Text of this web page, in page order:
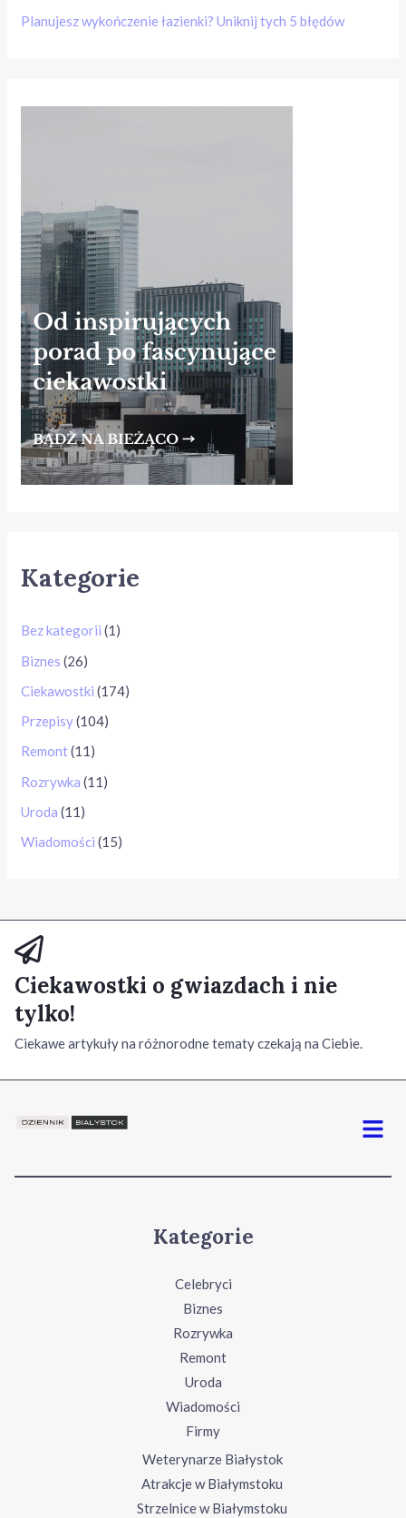
Planujesz wykończenie łazienki? Uniknij tych 5 błędów
Kategorie
Bez kategorii (1)
Biznes (26)
Ciekawostki (174)
Przepisy(104)
Remont (11)
Rozrywka (11)
Uroda (11)
Wiadomości (15)
Ciekawostki o gwiazdach i nie
tylko!
Ciekawe artykuły na różnorodne tematy czekają na Ciebie.
Menu
Kategorie
Celebryci
Biznes
Rozrywka
Remont
Uroda
Wiadomości
Firmy
Weterynarze Białystok
Atrakcje w Białymstoku
Strzelnice w Białymstoku